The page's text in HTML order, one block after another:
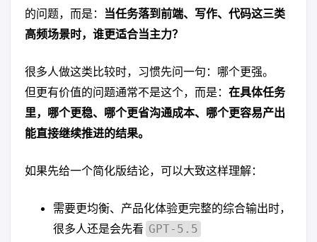
的问题，而是：
当任务落到前端、写作、代码这三类
高频场景时，谁更适合当主力？
很多人做这类比较时，习惯先问一句：哪个更强。
但更有价值的问题通常不是这个，而是： 在具体任务
里，哪个更稳、哪个更省沟通成本、哪个更容易产出
能直接继续推进的结果。
如果先给一个简化版结论，可以大致这样理解：
需要更均衡、产品化体验更完整的综合输出时，
很多人还是会先看 GPT-5.5